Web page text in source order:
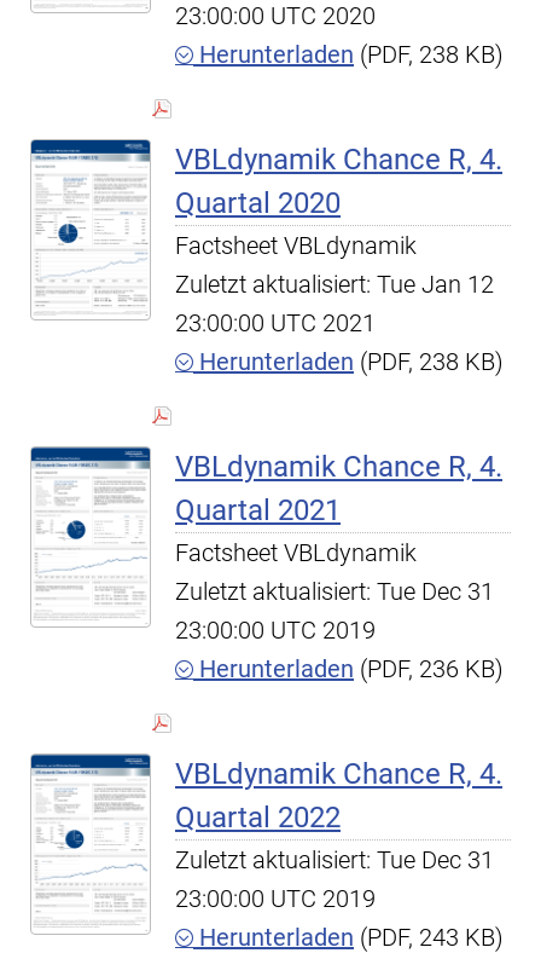
23:00:00 UTC 2020
Herunterladen (PDF, 238 KB)
VBLdynamik Chance R, 4.
Quartal 2020
Factsheet VBLdynamik
Zuletzt aktualisiert: Tue Jan 12
23:00:00 UTC 2021
Herunterladen (PDF, 238 KB)
VBLdynamik Chance R, 4.
Quartal 2021
Factsheet VBLdynamik
Zuletzt aktualisiert: Tue Dec 31
23:00:00 UTC 2019
Herunterladen (PDF, 236 KB)
VBLdynamik Chance R, 4.
Quartal 2022
Zuletzt aktualisiert: Tue Dec 31
23:00:00 UTC 2019
Herunterladen (PDF, 243 KB)